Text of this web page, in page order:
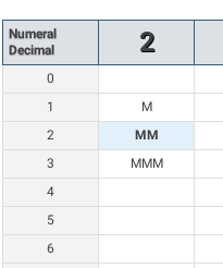
Numeral
Decimal
2
0
1
M
2
MM
3
MMM
4
5
6